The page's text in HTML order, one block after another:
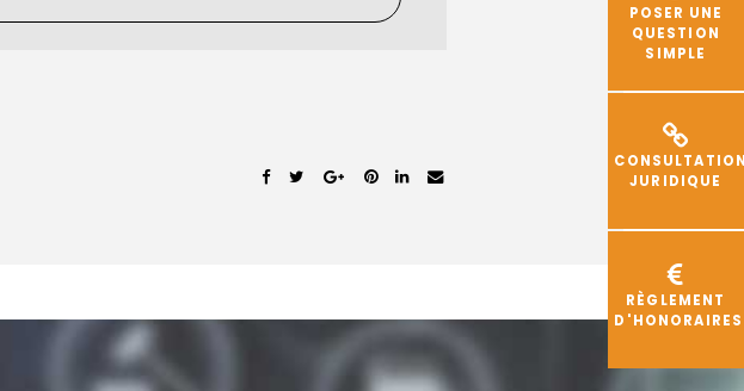
POSER UNE
QUESTION
SIMPLE
JURIDIQUE
RÈGLEMENT
D'HONORAIRES